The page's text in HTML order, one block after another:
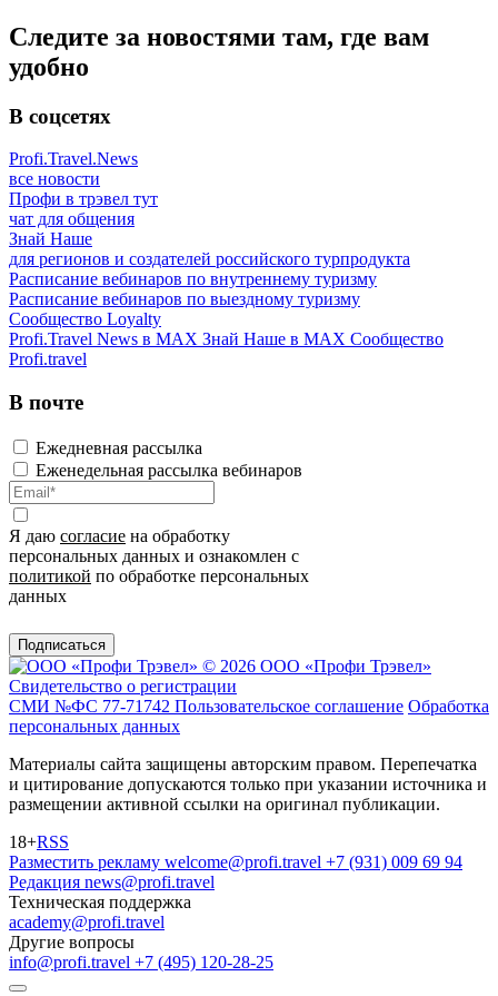
Следите за новостями там, где вам
удобно
В соцсетях
Profi.Travel.News
все новости
Профи в трэвел тут
чат для общения
Знай Наше
для регионов и создателей российского турпродукта
Расписание вебинаров по внутреннему туризму
Расписание вебинаров по выездному туризму
Сообщество Loyalty
Profi.Travel News в MAX Знай Наше в MAX Сообщество
Profi.travel
В почте
Ежедневная рассылка
Еженедельная рассылка вебинаров
Я даю согласие на обработку
персональных данных и ознакомлен с
политикой по обработке персональных
данных
Подписаться
© 2026 ООО «Профи Трэвeл»
Свидетельство о регистрации
СМИ №ФС 77-71742 Пользовательское соглашение Обработка
персональных данных
Материалы сайта защищены авторским правом. Перепечатка
и цитирование допускаются только при указании источника и
размещении активной ссылки на оригинал публикации.
18+RSS
Разместить рекламу welcome@profi.travel +7 (931) 009 69 94
Редакция news@profi.travel
Техническая поддержка
academy@profi.travel
Другие вопросы
info@profi.travel +7 (495) 120-28-25